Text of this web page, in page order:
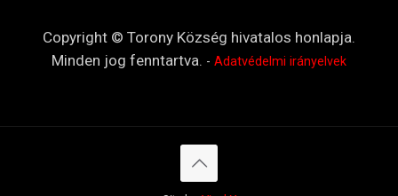
Copyright © Torony Község hivatalos honlapja.
Minden jog fenntartva. - Adatvédelmi irányelvek